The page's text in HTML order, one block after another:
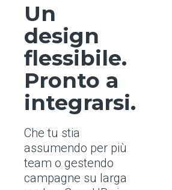
Un
design
flessibile.
Pronto a
integrarsi.
Che tu stia
assumendo per più
team o gestendo
campagne su larga